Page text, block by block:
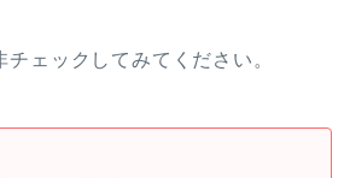
ェックしてみてください。